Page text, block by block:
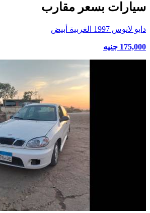
سيارات بسعر مقارب
دايو لانوس 1997 الغربية أبيض
175,000 جنيه